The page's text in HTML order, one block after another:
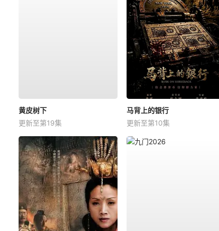
黄皮树下
更新至第19集
马背上的银行
更新至第10集